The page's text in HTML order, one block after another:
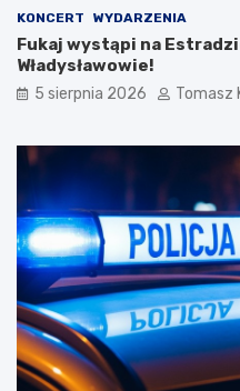
KONCERT WYDARZENIA
Fukaj wystąpi na
Władysławowie!
5 sierpnia 2026 Tomasz